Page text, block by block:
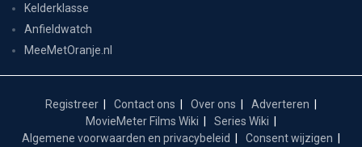
Kelderklasse
Anfieldwatch
MeeMetOranje.nl
Registreer Contact ons Over ons
Adverteren
MovieMeter Films Wiki
Series Wiki
Algemene voorwaarden en privacybeleid
Consent wijzigen